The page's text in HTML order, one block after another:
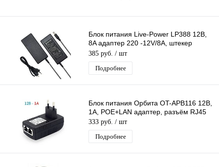
Блок питания Live-Power LP388 12В,
8A адаптер 220 -12V/8A, штекер
5.5*2,5 мм
385 руб. / шт
Подробнее
Блок питания Орбита OT-APB116 12В,
1A, POE+LAN адаптер, разъём RJ45
333 руб. / шт
Подробнее